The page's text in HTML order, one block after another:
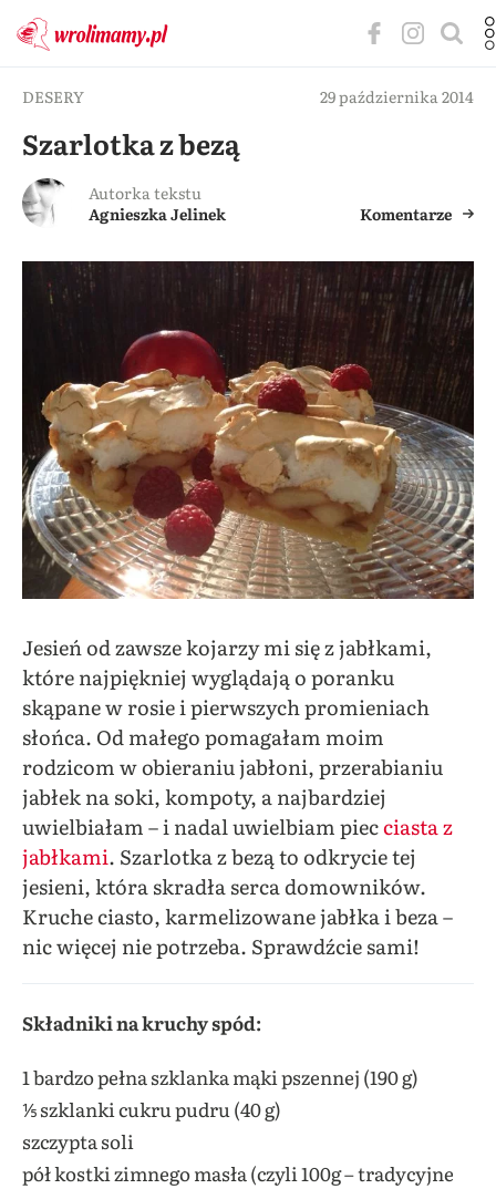
DESERY 29 października 2014
Szarlotka z bezą
Autorka tekstu
Agnieszka Jelinek
Komentarze
Jesień od zawsze kojarzy mi się z jabłkami,
które najpiękniej wyglądają o poranku
skąpane w rosie i pierwszych promieniach
słońca. Od małego pomagałam moim
rodzicom w obieraniu jabłoni, przerabianiu
jabłek na soki, kompoty, a najbardziej
uwielbiałam – i nadal uwielbiam piecciasta z
jabłkami. Szarlotka z bezą to odkrycie tej
jesieni, która skradła serca domowników.
Kruche ciasto, karmelizowane jabłka i beza –
nic więcej nie potrzeba. Sprawdźcie sami!
Składniki na kruchy spód:
1 bardzo pełna szklanka mąki pszennej (190 g)
⅕ szklanki cukru pudru (40 g)
szczypta soli
pół kostki zimnego masła (czyli 100g – tradycyjne